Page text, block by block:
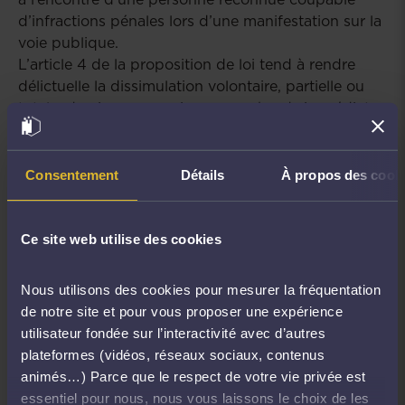
Consentement Détails À propos des
Ce site web utilise des cookies
Nous utilisons des cookies pour mesurer la fréquentation
de notre site et pour vous proposer une expérience
utilisateur fondée sur l’interactivité avec d’autres
plateformes (vidéos, réseaux sociaux, contenus
animés…) Parce que le respect de votre vie privée est
essentiel pour nous, nous vous laissons le choix de les
d’infractions pénales lors d’une manifestation sur la
voie publique.
L’article 4 de la proposition de loi tend à rendre
délictuelle la dissimulation volontaire, partielle ou
totale, du visage, au sein ou aux abords immédiats
d’une manifestation sur la voie publique. La
création d’un tel délit est inutile et même
disproportionnée s’agissant des sanctions
Actuellement, l’interpellation au cours d’une
n’est autorisée que s’il y a eu commission ou
tentative de commission d’un délit. La
condamnation de la personne ainsi interpellée ne
peut intervenir que s’il est apporté la preuve qu’elle
a volontairement masqué son visage, afin de ne pas
être identifiée et qu’il existe des circonstances de